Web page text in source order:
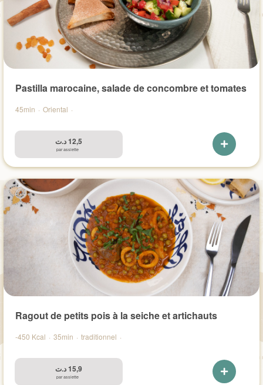
Pastilla marocaine, salade de concombre et tomates
45min · Oriental ·
12,5د.ت
par assiette
Ragout de petits pois à la seiche et artichauts
-450 Kcal · 35min · traditionnel ·
15,9د.ت
par assiette